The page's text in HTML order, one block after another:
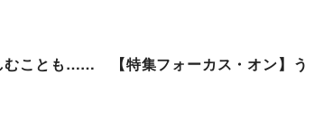
むことも…… 【特集フォーカス・オン】う